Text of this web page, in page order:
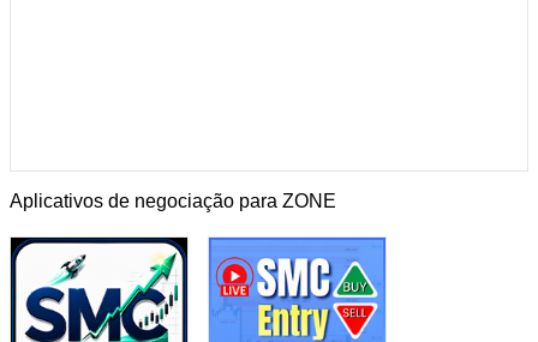
Aplicativos de negociação para ZONE